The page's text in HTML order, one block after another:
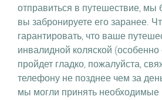
отправиться в путешествие, мы
вы забронируете его заранее.
гарантировать, что ваше
инвалидной коляской (особенно
пройдет гладко, пожалуйста,
телефону не позднее чем за
мы могли принять